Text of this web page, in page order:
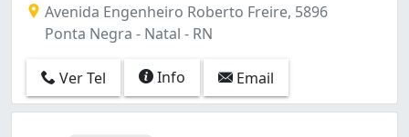
Avenida Engenheiro Roberto Freire, 5896
Ponta Negra - Natal - RN
Ver Tel Info Email